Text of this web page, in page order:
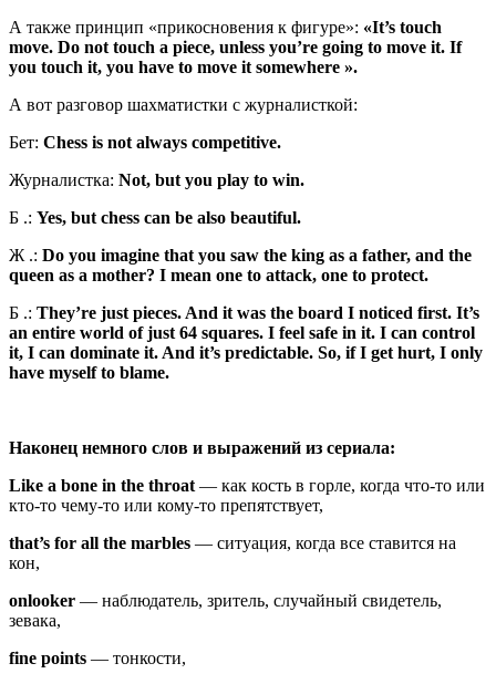
А также принцип «прикосновения к фигуре»: «It’s touch
move. Do not touch a piece, unless you’re going to move it. If
you touch it, you have to move it somewhere ».
А вот разговор шахматистки с журналисткой:
Бет: Chess is not always competitive.
Журналистка: Not, but you play to win.
Б .: Yes, but chess can be also beautiful.
Ж .: Do you imagine that you saw the king as a father, and the
queen as a mother? I mean one to attack, one to protect.
Б .: They’re just pieces. And it was the board I noticed first. It’s
an entire world of just 64 squares. I feel safe in it. I can control
it, I can dominate it. And it’s predictable. So, if I get hurt, I only
have myself to blame.
Наконец немного слов и выражений из сериала:
Like a bone in the throat — как кость в горле, когда что-то или
кто-то чему-то или кому-то препятствует,
that’s for all the marbles — ситуация, когда все ставится на
кон,
onlooker — наблюдатель, зритель, случайный свидетель,
зевака,
fine points — тонкости,